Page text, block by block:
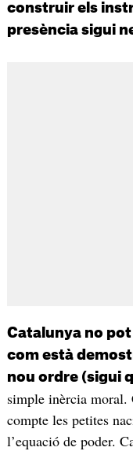
construir els
presència sigui
Catalunya no pot
com està
nou ordre (sigui
simple inèrcia moral.
compte les petites
l’equació de poder.